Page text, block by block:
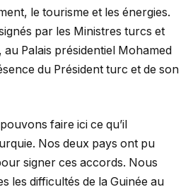
le tourisme et les énergies.
par les Ministres turcs et
Palais présidentiel Mohamed
du Président turc et de son
faire ici ce qu’il
Nos deux pays ont pu
signer ces accords. Nous
les difficultés de la Guinée au